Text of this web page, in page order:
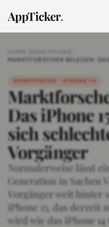
AppTicker.
MARKTFORSCHER BELEGEN:
SMARTPHONE · IPHONE 14
Das iPhone
sich
Vorgänger
Normalerweise lässt
Generation in Sachen
Vorgänger weit hinter
iPhone 15, das derzeit
wird wie das iPhone 14